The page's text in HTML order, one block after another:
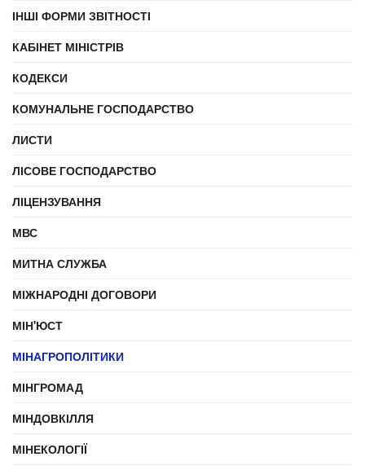
ІНШІ ФОРМИ ЗВІТНОСТІ
КАБІНЕТ МІНІСТРІВ
КОДЕКСИ
КОМУНАЛЬНЕ ГОСПОДАРСТВО
ЛИСТИ
ЛІСОВЕ ГОСПОДАРСТВО
ЛІЦЕНЗУВАННЯ
МВС
МИТНА СЛУЖБА
МІЖНАРОДНІ ДОГОВОРИ
МІН'ЮСТ
МІНАГРОПОЛІТИКИ
МІНГРОМАД
МІНДОВКІЛЛЯ
МІНЕКОЛОГІЇ